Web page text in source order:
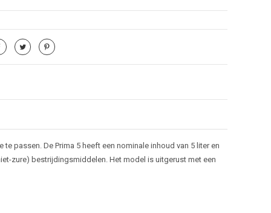
passen. De Prima 5 heeft een nominale inhoud van 5 liter en
zure) bestrijdingsmiddelen. Het model is uitgerust met een